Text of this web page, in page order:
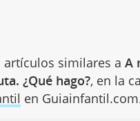
artículos similares a A
¿Qué hago?, en la
en